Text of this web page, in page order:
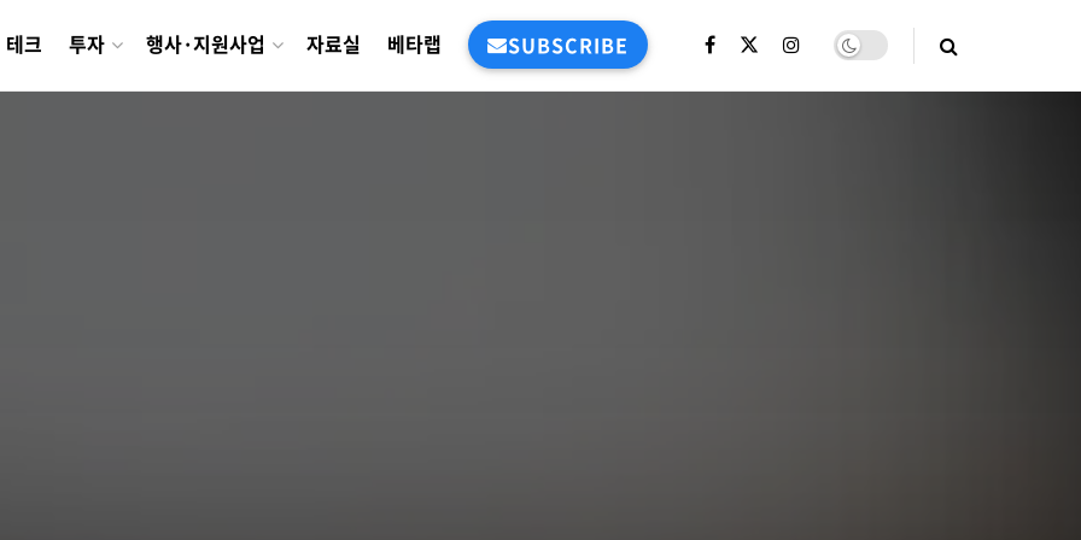
테크 투자 행사·지원사업 자료실 베타랩 SUBSCRIBE